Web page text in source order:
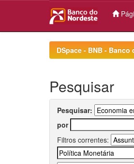
DSpace - BNB -
Pesquisar
Pesquisar:
por
Filtros correntes: